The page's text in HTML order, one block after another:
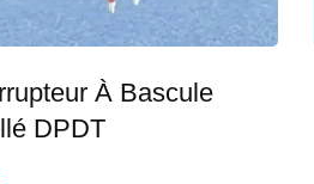
À Bascule
DPDT